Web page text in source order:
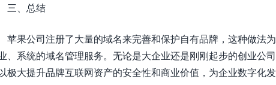
三、总结
苹果公司注册了大量的域名来完善和保护自有品牌，这种做法
、系统的域名管理服务。无论是大企业还是刚刚起步的创业公
极大提升品牌互联网资产的安全性和商业价值，为企业数字化发